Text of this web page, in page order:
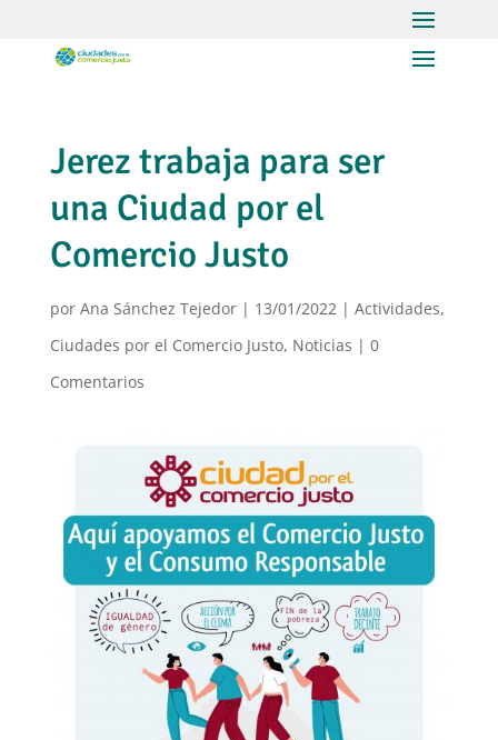
Jerez trabaja para ser
una Ciudad por el
Comercio Justo
por Ana Sánchez Tejedor| 13/01/2022 | Actividades,
Ciudades por el Comercio Justo, Noticias | 0
Comentarios